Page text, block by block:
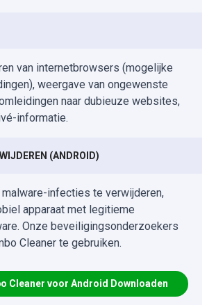
van internetbrowsers (mogelijke
weergave van ongewenste
naar dubieuze websites,
informatie.
(ANDROID)
infecties te verwijderen,
apparaat met legitieme
Onze beveiligingsonderzoekers
Cleaner te gebruiken.
Cleaner voor Android Downloaden